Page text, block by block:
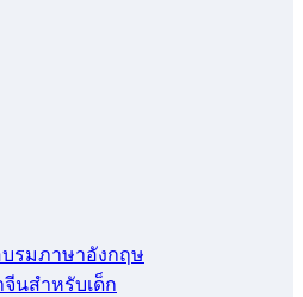
รมภาษาอังกฤษ
นสำหรับเด็ก